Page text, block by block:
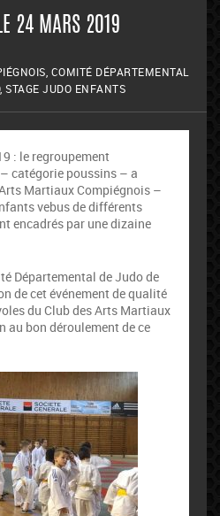
24 MARS 2019
, COMITÉ DÉPARTEMENTAL
,STAGE JUDO ENFANTS
: le regroupement
catégorie poussins – a
Martiaux Compiégnois –
vebus de différents
encadrés par une dizaine
Départemental de Judo de
de cet événement de qualité
du Club des Arts Martiaux
au bon déroulement de ce